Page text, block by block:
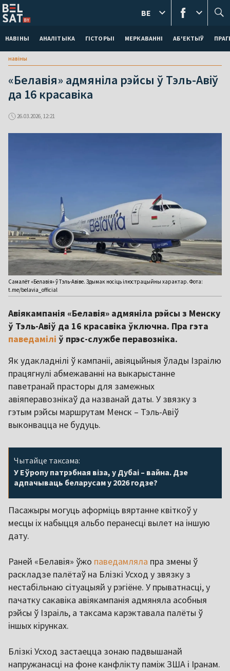
НАВІНЫ АНАЛІТЫКА ГІСТОРЫІ МЕРКАВАННI АБ'ЕКТЫЎ
BE
навіны
«Белавія» адмяніла рэйсы ў Тэль-Авіў
да 16 красавіка
26.03.2026, 12:21
Самалёт «Белавія» ў Тэль-Авіве. Здымак носіць ілюстрацыйны характар. Фота:
t.me/belavia_official
Авіякампанія «Белавія» адмяніла рэйсы з Менску
ў Тэль-Авіў да 16 красавіка ўключна. Пра гэта
паведамілі ў прэс-службе перавозніка.
Як удакладнілі ў кампаніі, авіяцыйныя ўлады Ізраілю
працягнулі абмежаванні на выкарыстанне
паветранай прасторы для замежных
авіяперавознікаў да названай даты. У звязку з
гэтым рэйсы маршрутам Менск – Тэль-Авіў
выконвацца не будуць.
Чытайце таксама:
У Еўропу патрэбная віза, у Дубаі – вайна. Дзе
адпачываць беларусам у 2026 годзе?
Пасажыры могуць аформіць вяртанне квіткоў у
месцы іх набыцця альбо перанесці вылет на іншую
дату.
Раней «Белавія» ўжо паведамляла пра змены ў
раскладзе палётаў на Блізкі Усход у звязку з
нестабільнаю сітуацыяй у рэгіёне. У прыватнасці, у
пачатку сакавіка авіякампанія адмяняла асобныя
рэйсы ў Ізраіль, а таксама карэктавала палёты ў
іншых кірунках.
Блізкі Усход застаецца зонаю падвышанай
напружанасці на фоне канфлікту паміж ЗША і Іранам.